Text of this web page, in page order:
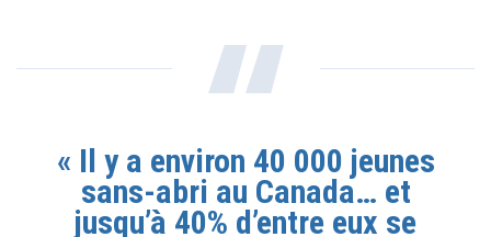
« Il y a environ 40 000 jeunes
sans-abri au Canada… et
jusqu’à 40% d’entre eux se